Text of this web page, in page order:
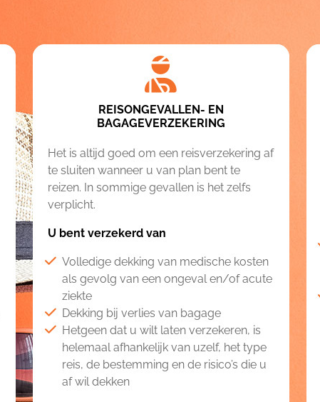
REISONGEVALLEN- EN
BAGAGEVERZEKERING
Het is altijd goed om een reisverzekering af
te sluiten wanneer u van plan bent te
reizen. In sommige gevallen is het zelfs
verplicht.
U bent verzekerd van
Volledige dekking van medische kosten
als gevolg van een ongeval en/of acute
ziekte
Dekking bij verlies van bagage
Hetgeen dat u wilt laten verzekeren, is
helemaal afhankelijk van uzelf, het type
reis, de bestemming en de risico’s die u
af wil dekken